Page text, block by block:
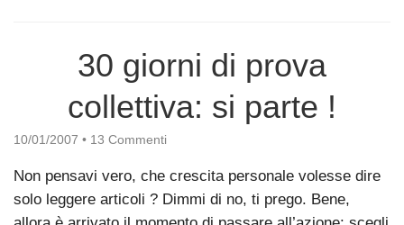
30 giorni di prova
collettiva: si parte !
10/01/2007 • 13 Commenti
Non pensavi vero, che crescita personale volesse dire
solo leggere articoli ? Dimmi di no, ti prego. Bene,